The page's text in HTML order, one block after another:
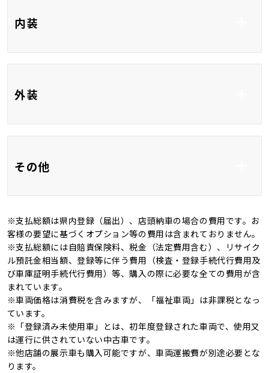
内装
フルフラット
外装
全周囲カメラ バックカメラ
ＬＥＤ
オートマチックハイビ
ーム
オートライト
その他
記録簿 4WD
キャンピングカー
※支払総額は県内登録（届出）、店頭納車の場合の費用です。お
客様の要望に基づくオプション等の費用は含まれておりません。
※支払総額には自賠責保険料、税金（法定費用含む）、リサイク
ル預託金相当額、登録等に伴う費用（検査・登録手続代行費用及
び車庫証明手続代行費用）等、購入の際に必要な全ての費用が含
まれています。
※車両価格は消費税を含みますが、「福祉車両」は非課税となっ
ています。
※「登録済み未使用車」とは、初年度登録された車両で、使用又
は運行に供されていない中古車です。
※他店舗の展示車も購入可能ですが、車両運搬費が別途必要とな
ります。